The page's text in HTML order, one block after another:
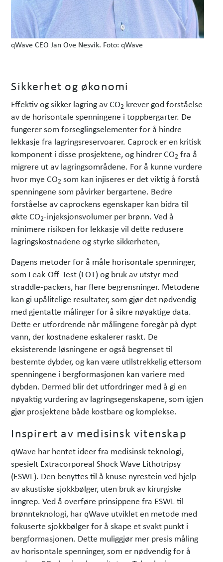
qWave CEO Jan Ove Nesvik. Foto: qWave
Sikkerhet og økonomi
Effektiv og sikker lagring av CO2 krever god forståelse
av de horisontale spenningene i toppbergarter. De
fungerer som forseglingselementer for å hindre
lekkasje fra lagringsreservoarer. Caprock er en kritisk
komponent i disse prosjektene, og hindrer CO2 fra å
migrere ut av lagringsområdene. For å kunne vurdere
hvor mye CO2 som kan injiseres er det viktig å forstå
spenningene som påvirker bergartene. Bedre
forståelse av caprockens egenskaper kan bidra til
økte CO2-injeksjonsvolumer per brønn. Ved å
minimere risikoen for lekkasje vil dette redusere
lagringskostnadene og styrke sikkerheten,
Dagens metoder for å måle horisontale spenninger,
som Leak-Off-Test (LOT) og bruk av utstyr med
straddle-packers, har flere begrensninger. Metodene
kan gi upålitelige resultater, som gjør det nødvendig
med gjentatte målinger for å sikre nøyaktige data.
Dette er utfordrende når målingene foregår på dypt
vann, der kostnadene eskalerer raskt. De
eksisterende løsningene er også begrenset til
bestemte dybder, og kan være utilstrekkelig ettersom
spenningene i bergformasjonen kan variere med
dybden. Dermed blir det utfordringer med å gi en
nøyaktig vurdering av lagringsegenskapene, som igjen
gjør prosjektene både kostbare og komplekse.
Inspirert av medisinsk vitenskap
qWave har hentet ideer fra medisinsk teknologi,
spesielt Extracorporeal Shock Wave Lithotripsy
(ESWL). Den benyttes til å knuse nyrestein ved hjelp
av akustiske sjokkbølger, uten bruk av kirurgiske
inngrep. Ved å overføre prinsippene fra ESWL til
brønnteknologi, har qWave utviklet en metode med
fokuserte sjokkbølger for å skape et svakt punkt i
bergformasjonen. Dette muliggjør mer presis måling
av horisontale spenninger, som er nødvendig for å